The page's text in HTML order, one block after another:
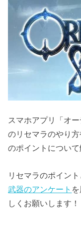
スマホアプリ「オ
のリセマラのやり
のポイントについて
リセマラのポイン
武器のアンケート
しくお願いします！